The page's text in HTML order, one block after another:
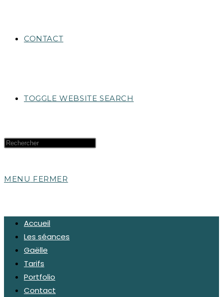
CONTACT
TOGGLE WEBSITE SEARCH
MENU FERMER
Accueil
Les séances
Gaëlle
Tarifs
Portfolio
Contact